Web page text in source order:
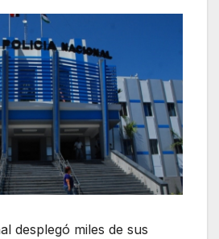
desplegó miles de sus